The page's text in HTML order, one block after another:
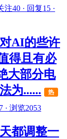
注40 · 回复15 ·
AI的些许
得且有必
大部分电
为......
热
· 浏览2053
都调整一